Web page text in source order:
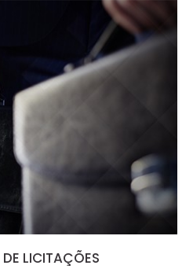
DE LICITAÇÕES